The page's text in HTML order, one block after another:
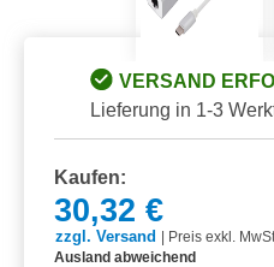
VERSAND
Lieferung in 1-3
Kaufen:
30,32 €
zzgl. Versand
Preis exkl.
Ausland abweichend